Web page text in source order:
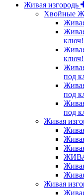
Живая изгородь
Хвойные
ключ!
ключ!
под
под
под
Живая
Живая